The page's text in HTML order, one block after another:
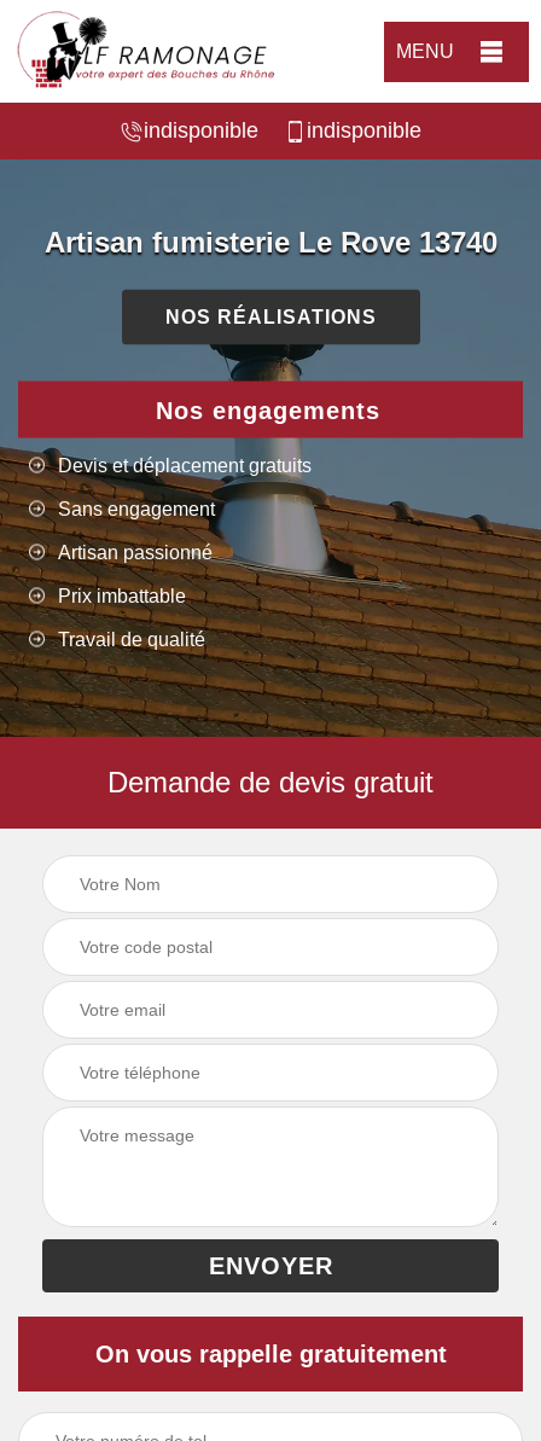
MENU
indisponible indisponible
Artisan fumisterie Le Rove 13740
NOS RÉALISATIONS
Nos engagements
Devis et déplacement gratuits
Sans engagement
Artisan passionné
Prix imbattable
Travail de qualité
Demande de devis gratuit
On vous rappelle gratuitement